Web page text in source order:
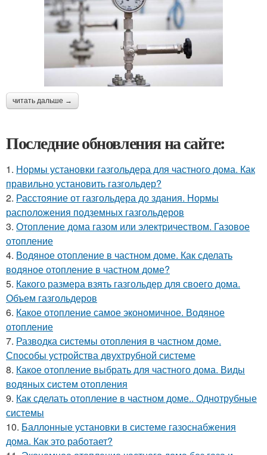
читать дальше →
Последние обновления на сайте:
1. Нормы установки газгольдера для частного дома. Как
правильно установить газгольдер?
2. Расстояние от газгольдера до здания. Нормы
расположения подземных газгольдеров
3. Отопление дома газом или электричеством. Газовое
отопление
4. Водяное отопление в частном доме. Как сделать
водяное отопление в частном доме?
5. Какого размера взять газгольдер для своего дома.
Объем газгольдеров
6. Какое отопление самое экономичное. Водяное
отопление
7. Разводка системы отопления в частном доме.
Способы устройства двухтрубной системе
8. Какое отопление выбрать для частного дома. Виды
водяных систем отопления
9. Как сделать отопление в частном доме.. Однотрубные
системы
10. Баллонные установки в системе газоснабжения
дома. Как это работает?